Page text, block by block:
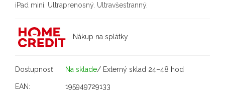
iPad mini. Ultraprenosný. Ultravšestranný.
Nákup na splátky
Dostupnosť: Na sklade/ Externý sklad 24–48 hod
EAN: 195949729133